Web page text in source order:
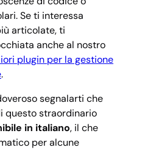
Se ti interessa
articolate, ti
anche al nostro
plugin per la gestione
.
segnalarti che
questo straordinario
in italiano, il che
per alcune